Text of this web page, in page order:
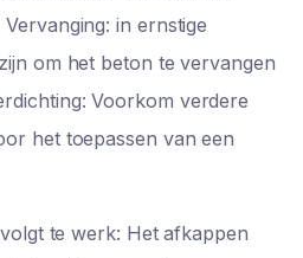
in ernstige
om het beton te vervangen
Voorkom verdere
het toepassen van een
te werk: Het afkappen